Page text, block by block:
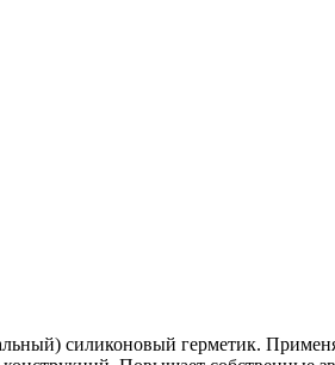
силиконовый герметик.